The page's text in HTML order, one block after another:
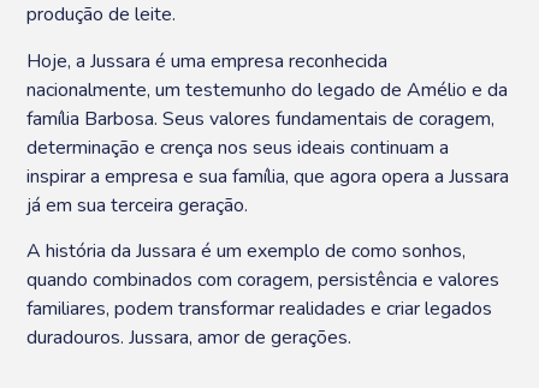
produção de leite.
Hoje, a Jussara é uma empresa reconhecida
nacionalmente, um testemunho do legado de Amélio e da
família Barbosa. Seus valores fundamentais de coragem,
determinação e crença nos seus ideais continuam a
inspirar a empresa e sua família, que agora opera a Jussara
já em sua terceira geração.
A história da Jussara é um exemplo de como sonhos,
quando combinados com coragem, persistência e valores
familiares, podem transformar realidades e criar legados
duradouros. Jussara, amor de gerações.